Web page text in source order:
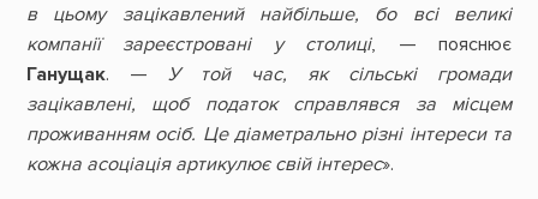
в цьому зацікавлений найбільше, бо всі великі
компанії зареєстровані у столиці, — пояснює
Ганущак. — У той час, як сільські громади
зацікавлені, щоб податок справлявся за місцем
проживанням осіб. Це діаметрально різні інтереси та
кожна асоціація артикулює свій інтерес».